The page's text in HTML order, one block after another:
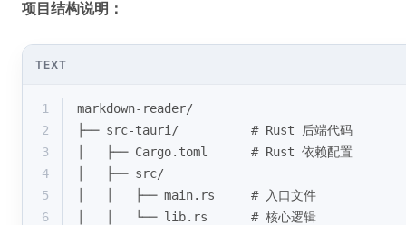
项目结构说明：
TEXT
1
markdown-reader/
2
├── src-tauri/          # Rust 后端代码
3
│   ├── Cargo.toml      # Rust 依赖配置
4
│   ├── src/
5
│   │   ├── main.rs     # 入口文件
6
│   │   └── lib.rs      # 核心逻辑